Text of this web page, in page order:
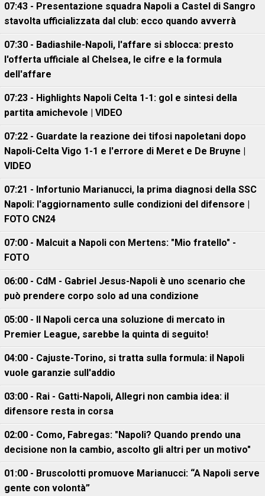
07:43 - Presentazione squadra Napoli a Castel di Sangro
stavolta ufficializzata dal club: ecco quando avverrà
07:30 - Badiashile-Napoli, l'affare si sblocca: presto
l'offerta ufficiale al Chelsea, le cifre e la formula
dell'affare
07:23 - Highlights Napoli Celta 1-1: gol e sintesi della
partita amichevole | VIDEO
07:22 - Guardate la reazione dei tifosi napoletani dopo
Napoli-Celta Vigo 1-1 e l'errore di Meret e De Bruyne |
VIDEO
07:21 - Infortunio Marianucci, la prima diagnosi della SSC
Napoli: l'aggiornamento sulle condizioni del difensore |
FOTO CN24
07:00 - Malcuit a Napoli con Mertens: "Mio fratello" -
FOTO
06:00 - CdM - Gabriel Jesus-Napoli è uno scenario che
può prendere corpo solo ad una condizione
05:00 - Il Napoli cerca una soluzione di mercato in
Premier League, sarebbe la quinta di seguito!
04:00 - Cajuste-Torino, si tratta sulla formula: il Napoli
vuole garanzie sull'addio
03:00 - Rai - Gatti-Napoli, Allegri non cambia idea: il
difensore resta in corsa
02:00 - Como, Fabregas: "Napoli? Quando prendo una
decisione non la cambio, ascolto gli altri per un motivo"
01:00 - Bruscolotti promuove Marianucci: “A Napoli serve
gente con volontà”